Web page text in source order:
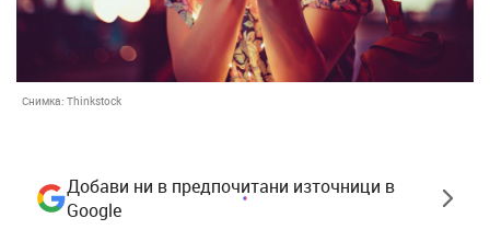
Снимка: Thinkstock
Добави ни в предпочитани източници в
Google